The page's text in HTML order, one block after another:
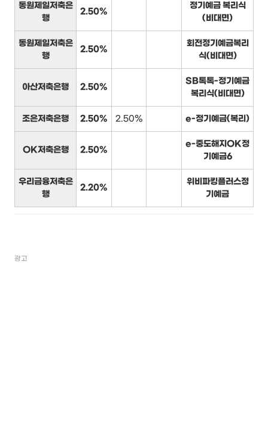
동원제일저축은
행
2.50%
정기예금 복리식
(비대면)
동원제일저축은
행
2.50%
회전정기예금복리
식(비대면)
아산저축은행 2.50%
SB톡톡-정기예금
복리식(비대면)
조은저축은행 2.50% 2.50% e-정기예금(복리)
OK저축은행 2.50%
e-중도해지OK정
기예금6
우리금융저축은
행
2.20%
위비파킹플러스정
기예금
광고